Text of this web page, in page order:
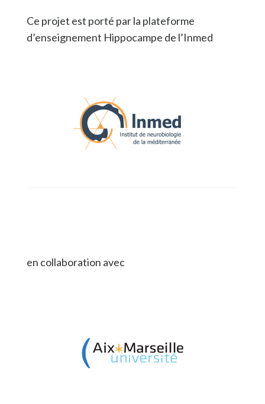
Ce projet est porté par la plateforme
d’enseignement Hippocampe de l’Inmed
en collaboration avec